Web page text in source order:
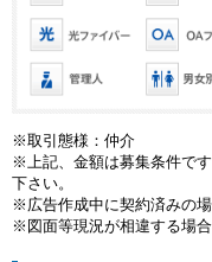
※取引態様：仲介
※上記、金額は募集条件で
下さい。
※広告作成中に契約済みの場
※図面等現況が相違する場